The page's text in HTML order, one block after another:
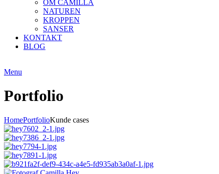
OM CAMILLA
NATUREN
KROPPEN
SANSER
KONTAKT
BLOG
Menu
Portfolio
HomePortfolioKunde cases